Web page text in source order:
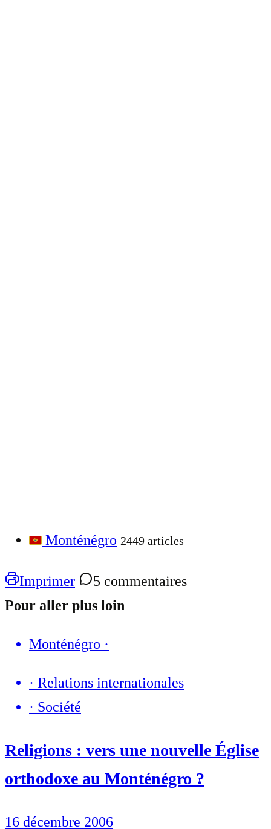
Monténégro 2449 articles
Imprimer
5 commentaires
Pour aller plus loin
Monténégro ·
· Relations internationales
· Société
Religions : vers une nouvelle Église
orthodoxe au Monténégro ?
16 décembre 2006